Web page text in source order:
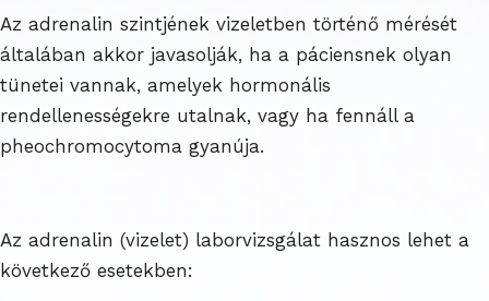
Az adrenalin szintjének vizeletben történő mérését
általában akkor javasolják, ha a páciensnek olyan
tünetei vannak, amelyek hormonális
rendellenességekre utalnak, vagy ha fennáll a
pheochromocytoma gyanúja.
Az adrenalin (vizelet) laborvizsgálat hasznos lehet a
következő esetekben: